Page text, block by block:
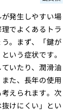
発生しやすい場
でよくあるトラ
。まず、「鍵が
いう症状です。
いたり、潤滑油
た、長年の使用
えられます。次
けにくい」とい